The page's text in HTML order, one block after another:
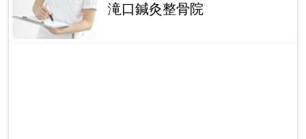
滝口鍼灸整骨院